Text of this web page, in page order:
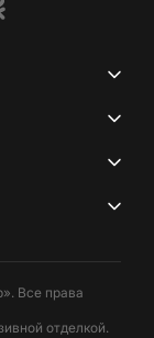
Все права
отделкой.